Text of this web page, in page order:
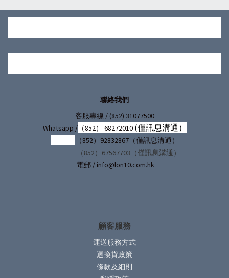
聯絡我們
客服專線 / (852) 31077500
Whatsapp /（852） 68272010 (僅訊息溝通）
（852）92832867（僅訊息溝通）
（852）67567703（僅訊息溝通）
電郵 / info@lon10.com.hk
顧客服務
運送服務方式
退換貨政策
條款及細則